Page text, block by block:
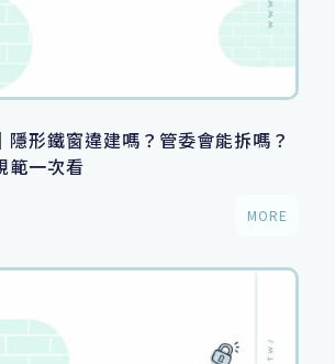
隱形鐵窗違建嗎？管委會能拆嗎？
範一次看
MORE